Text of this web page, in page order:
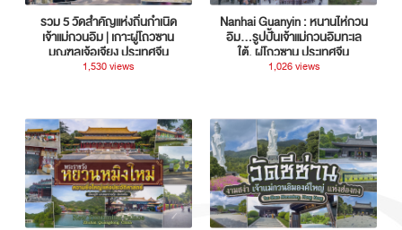
รวม 5 วัดสำคัญแห่งถิ่นกำเนิด
เจ้าแม่กวนอิม | เกาะผู่โถวซาน
มณฑลเจ้อเจียง ประเทศจีน
1,530 views
Nanhai Guanyin : หนานไห่กวน
อิม...รูปปั้นเจ้าแม่กวนอิมทะเล
ใต้, ผู่โถวซาน ประเทศจีน
1,026 views